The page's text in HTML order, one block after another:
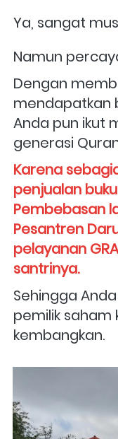
Ya, sangat
Namun
Dengan
mendapatkan
Anda pun ikut
generasi
Karena
penjualan
Pembebasan
Pesantren
pelayanan
santrinya.
Sehingga
pemilik saham
kembangkan.